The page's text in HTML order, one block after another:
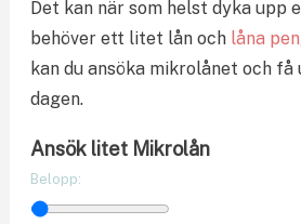
Det kan när som helst dyka upp
behöver ett litet lån och låna
kan du ansöka mikrolånet och
dagen.
Ansök litet Mikrolån
Belopp: